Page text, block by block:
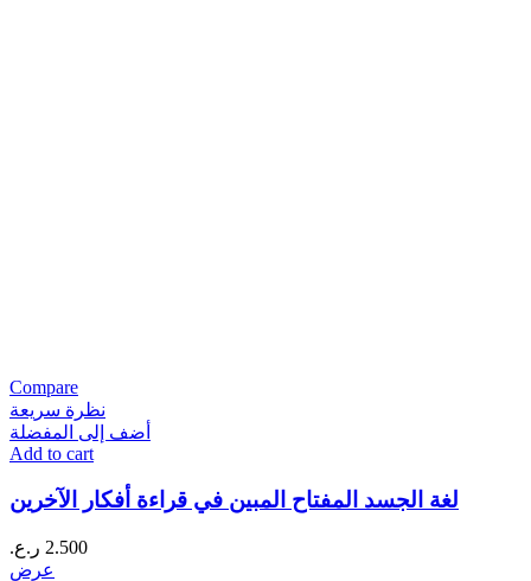
Compare
نظرة سريعة
أضف إلى المفضلة
Add to cart
لغة الجسد المفتاح المبين في قراءة أفكار الآخرين
2.500 ر.ع.
عرض